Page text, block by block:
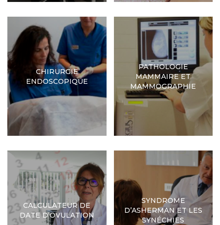
CHIRURGIE
ENDOSCOPIQUE
PATHOLOGIE
MAMMAIRE ET
MAMMOGRAPHIE
CALCULATEUR DE
DATE D’OVULATION
SYNDROME
D’ASHERMAN ET LES
SYNÉCHIES